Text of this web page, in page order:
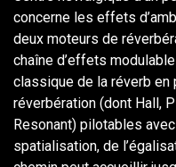
concerne les effets
deux moteurs de
chaîne d’effets
classique de la réverb
réverbération (dont Hall,
Resonant) pilotables
spatialisation, de